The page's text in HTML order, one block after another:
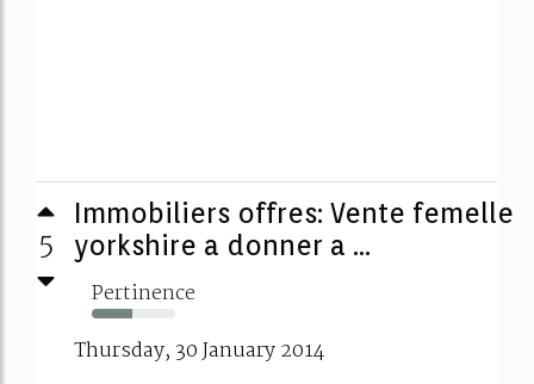
5
Immobiliers offres: Vente femelle
yorkshire a donner a ...
Pertinence
49%
Thursday, 30 January 2014